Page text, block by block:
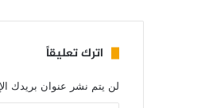
اترك تعليقاً
لن يتم نشر عنوان بريدك